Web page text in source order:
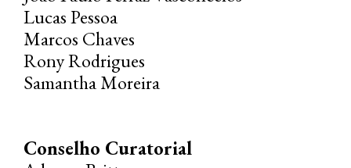
Lucas Pessoa
Marcos Chaves
Rony Rodrigues
Samantha Moreira
Conselho Curatorial